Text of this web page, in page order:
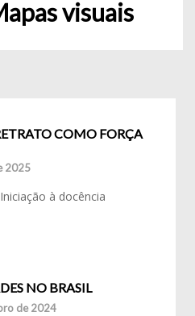
visuais
COMO FORÇA
2025
à docência
NO BRASIL
de 2024